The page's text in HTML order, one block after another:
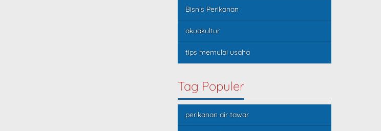
Bisnis Perikanan
akuakultur
tips memulai usaha
Tag Populer
perikanan air tawar